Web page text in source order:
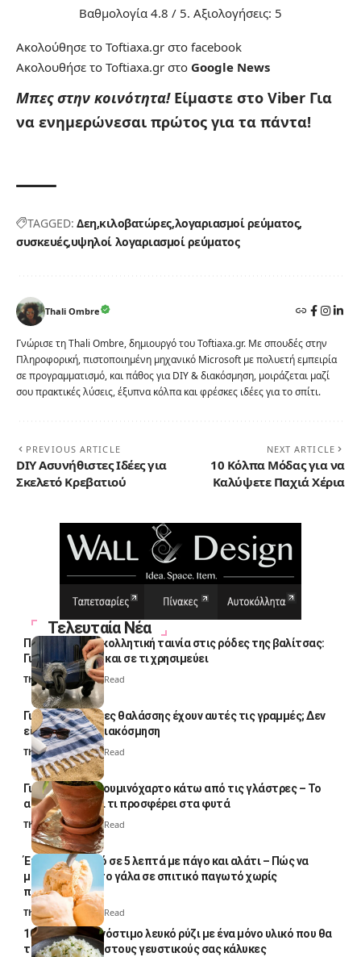
Βαθμολογία 4.8 / 5. Αξιολογήσεις: 5
Ακολούθησε το Toftiaxa.gr στο facebook
Ακολουθήσε το Toftiaxa.gr στο Google News
Μπες στην κοινότητα! Είμαστε στο Viber Για
να ενημερώνεσαι πρώτος για τα πάντα!
TAGGED: Δεη κιλοβατώρες λογαριασμοί ρεύματος
συσκευές υψηλοί λογαριασμοί ρεύματος
Thali Ombre
Γνώρισε τη Thali Ombre, δημιουργό του Toftiaxa.gr. Με σπουδές στην
Πληροφορική, πιστοποιημένη μηχανικό Microsoft με πολυετή εμπειρία
σε προγραμματισμό, και πάθος για DIY & διακόσμηση, μοιράζεται μαζί
σου πρακτικές λύσεις, έξυπνα κόλπα και φρέσκες ιδέες για το σπίτι.
PREVIOUS ARTICLE
DIY Ασυνήθιστες Ιδέες για
Σκελετό Κρεβατιού
NEXT ARTICLE
10 Κόλπα Μόδας για να
Καλύψετε Παχιά Χέρια
Τελευταία Νέα
Πολλοί βάζουν κολλητική ταινία στις ρόδες της βαλίτσας:
Γιατί το κάνουν και σε τι χρησιμεύει
Thali Ombre 4 Min Read
Γιατί οι πετσέτες θαλάσσης έχουν αυτές τις γραμμές; Δεν
είναι μόνο για διακόσμηση
Thali Ombre5 Min Read
Γιατί βάζουν αλουμινόχαρτο κάτω από τις γλάστρες – Το
απλό κόλπο και τι προσφέρει στα φυτά
Thali Ombre4 Min Read
Έτοιμο παγωτό σε 5 λεπτά με πάγο και αλάτι – Πώς να
μετατρέψετε το γάλα σε σπιτικό παγωτό χωρίς
παγωτομηχανή
Thali Ombre 4 Min Read
10 φορές ποιο νόστιμο λευκό ρύζι με ένα μόνο υλικό που θα
το απογειώσει στους γευστικούς σας κάλυκες